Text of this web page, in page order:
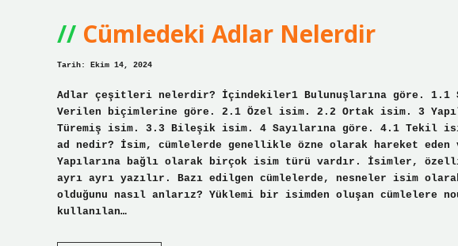
Cümledeki Adlar Nelerdir
Tarih: Ekim 14, 2024
Adlar çeşitleri nelerdir? İçindekiler1 Bulunuşlarına göre. 1.1
Verilen biçimlerine göre. 2.1 Özel isim. 2.2 Ortak isim. 3
Türemiş isim. 3.3 Bileşik isim. 4 Sayılarına göre. 4.1 Tekil
ad nedir? İsim, cümlelerde genellikle özne olarak hareket
Yapılarına bağlı olarak birçok isim türü vardır. İsimler,
ayrı ayrı yazılır. Bazı edilgen cümlelerde, nesneler isim
olduğunu nasıl anlarız? Yüklemi bir isimden oluşan cümlelere
kullanılan…